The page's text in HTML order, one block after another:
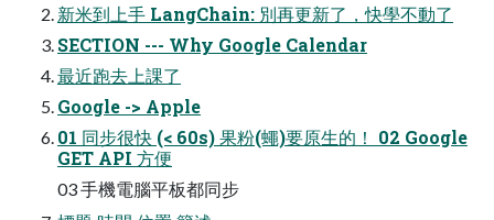
新米到上⼿ LangChain: 別再更新了，快學不動了
SECTION --- Why Google Calendar
最近跑去上課了
Google -> Apple
01 同步很快 (< 60s) 果粉(蠅)要原⽣的！ 02 Google
GET API ⽅便
03 ⼿機電腦平板都同步